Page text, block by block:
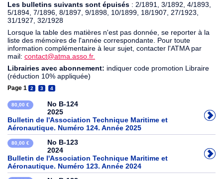
Les bulletins suivants sont épuisés : 2/1891, 3/1892, 4/1893,
5/1894, 7/1896, 8/1897, 9/1898, 10/1899, 18/1907, 27/1923,
31/1927, 32/1928
Lorsque la table des matières n'est pas donnée, se reporter à la
liste des mémoires de l'année correspondante. Pour toute
information complémentaire à leur sujet, contacter l'ATMA par
mail: contact@atma.asso.fr.
Librairies avec abonnement: indiquer code promotion Libraire
(réduction 10% appliquée)
Page 1 2 3 4
80,00 €
No B-124
2025
Bulletin de l'Association Technique Maritime et
Aéronautique. Numéro 124. Année 2025
80,00 €
No B-123
2024
Bulletin de l'Association Technique Maritime et
Aéronautique. Numéro 123. Année 2024